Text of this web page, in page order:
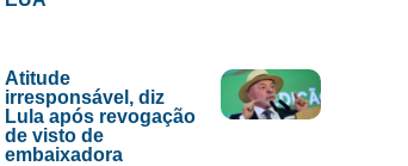
Atitude
irresponsável, diz
Lula após revogação
de visto de
embaixadora